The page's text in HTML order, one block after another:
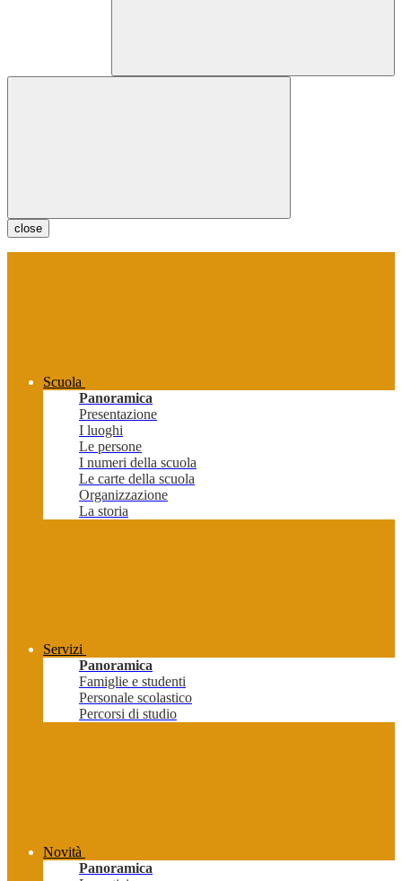
close
Scuola
Panoramica
Presentazione
I luoghi
Le persone
I numeri della scuola
Le carte della scuola
Organizzazione
La storia
Servizi
Panoramica
Famiglie e studenti
Personale scolastico
Percorsi di studio
Novità
Panoramica